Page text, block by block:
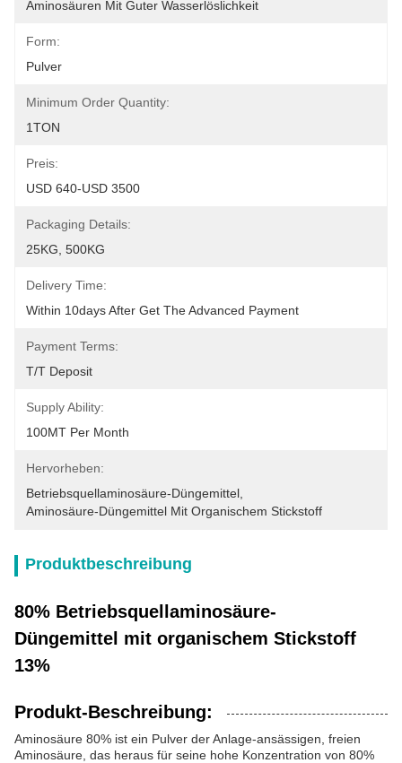
Aminosäuren Mit Guter Wasserlöslichkeit
Form:
Pulver
Minimum Order Quantity:
1TON
Preis:
USD 640-USD 3500
Packaging Details:
25KG, 500KG
Delivery Time:
Within 10days After Get The Advanced Payment
Payment Terms:
T/T Deposit
Supply Ability:
100MT Per Month
Hervorheben:
Betriebsquellaminosäure-Düngemittel
Aminosäure-Düngemittel Mit Organischem Stickstoff
Produktbeschreibung
80% Betriebsquellaminosäure-
Düngemittel mit organischem Stickstoff
13%
Produkt-Beschreibung:
Aminosäure 80% ist ein Pulver der Anlage-ansässigen, freien
Aminosäure, das heraus für seine hohe Konzentration von 80%